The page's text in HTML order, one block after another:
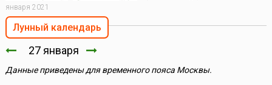
января 2021
Лунный календарь
27 января
Данные приведены для временного пояса Москвы.